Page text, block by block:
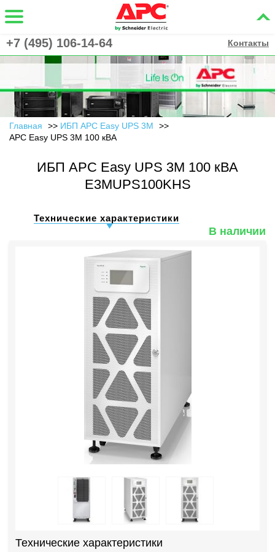
+7 (495) 106-14-64 Контакты
Главная
ИБП APC Easy UPS 3M
APC Easy UPS 3M 100 кВА
ИБП APC Easy UPS 3M 100 кВА
E3MUPS100KHS
Технические характеристики
В наличии
Технические характеристики